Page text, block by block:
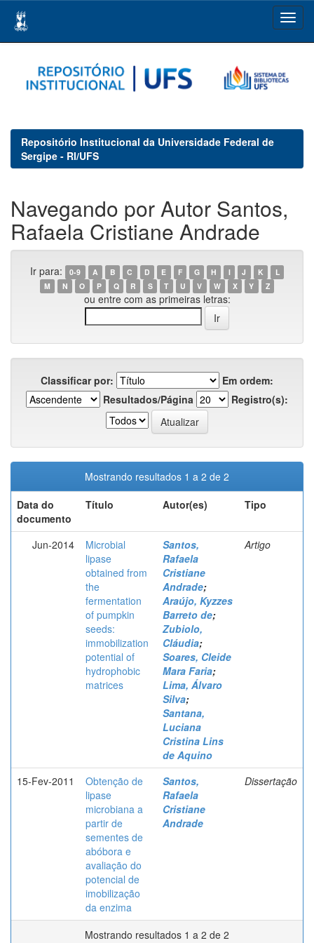
navigation
Repositório Institucional da Universidade Federal de
Sergipe - RI/UFS
Navegando por Autor Santos,
Rafaela Cristiane Andrade
Ir para: 0-9 A B C D E F G H I J K
L
M
N O P Q R S T U V W X Y Z
ou entre com as primeiras letras:
Classificar por:
Em ordem:
Resultados/Página
Registro(s):
Mostrando resultados 1 a 2 de 2
Data do
documento
Título Autor(es) Tipo
Jun-2014
Microbial
lipase
obtained from
the
fermentation
of pumpkin
seeds:
immobilization
potential of
hydrophobic
matrices
Santos,
Rafaela
Cristiane
Andrade;
Araújo, Kyzzes
Barreto de;
Zubiolo,
Cláudia;
Soares, Cleide
Mara Faria;
Lima, Álvaro
Silva;
Santana,
Luciana
Cristina Lins
de Aquino
Artigo
15-Fev-2011
Obtenção de
lipase
microbiana a
partir de
sementes de
abóbora e
avaliação do
potencial de
imobilização
da enzima
Santos,
Rafaela
Cristiane
Andrade
Dissertação
Mostrando resultados 1 a 2 de 2